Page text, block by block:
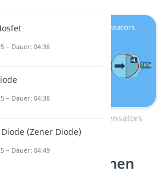
Wasseranalogie des Kondensators
Kapazität berechnen
– Dauer: 04:36
– Dauer: 04:38
(Zener Diode)
– Dauer: 04:49